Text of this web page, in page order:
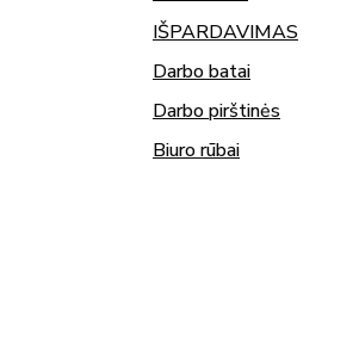
IŠPARDAVIMAS
Darbo batai
Darbo pirštinės
Biuro rūbai